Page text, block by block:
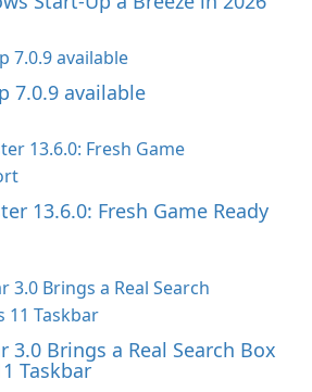
7.0.9 available
13.6.0: Fresh Game Ready
3.0 Brings a Real Search Box
Taskbar